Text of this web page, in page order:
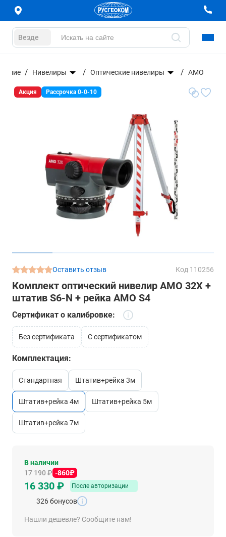
Везде
Нивелиры Оптические нивелиры AMO
Акция Рассрочка 0-0-10
Оставить отзыв Код 110256
Комплект оптический нивелир AMO 32X +
штатив S6-N + рейка AMO S4
Сертификат о калибровке:
без сертификата с сертификатом
Комплектация:
стандартная штатив+рейка 3м
штатив+рейка 4м штатив+рейка 5м
штатив+рейка 7м
В наличии
17 190 ₽ -860₽
16 330 ₽ После авторизации
326 бонусов
Нашли дешевле? Сообщите нам!